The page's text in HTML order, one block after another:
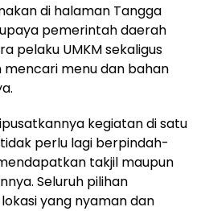
di halaman Tangga
pemerintah daerah
pelaku UMKM sekaligus
menu dan bahan
kegiatan di satu
perlu lagi berpindah-
takjil maupun
Seluruh pilihan
yang nyaman dan